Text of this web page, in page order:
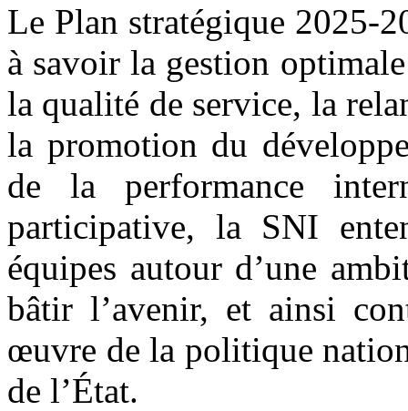
Le Plan stratégique 2025-
à savoir la gestion
la qualité de service, la
la promotion du
de la performance
participative, la SNI
équipes autour d’une
bâtir l’avenir, et ainsi
œuvre de la politique
de l’État.